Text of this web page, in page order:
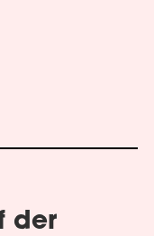
der